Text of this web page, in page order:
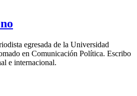
egresada de la Universidad
en Comunicación Política. Escribo
e internacional.